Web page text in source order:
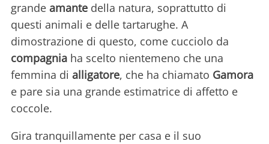
grande amante della natura, soprattutto di
questi animali e delle tartarughe. A
dimostrazione di questo, come cucciolo da
compagnia ha scelto nientemeno che una
femmina di alligatore, che ha chiamato Gamora
e pare sia una grande estimatrice di affetto e
coccole.
Gira tranquillamente per casa e il suo